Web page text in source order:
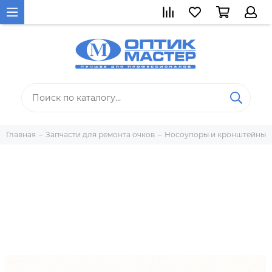
Главная Запчасти для ремонта очков Носоупоры и кронштейны